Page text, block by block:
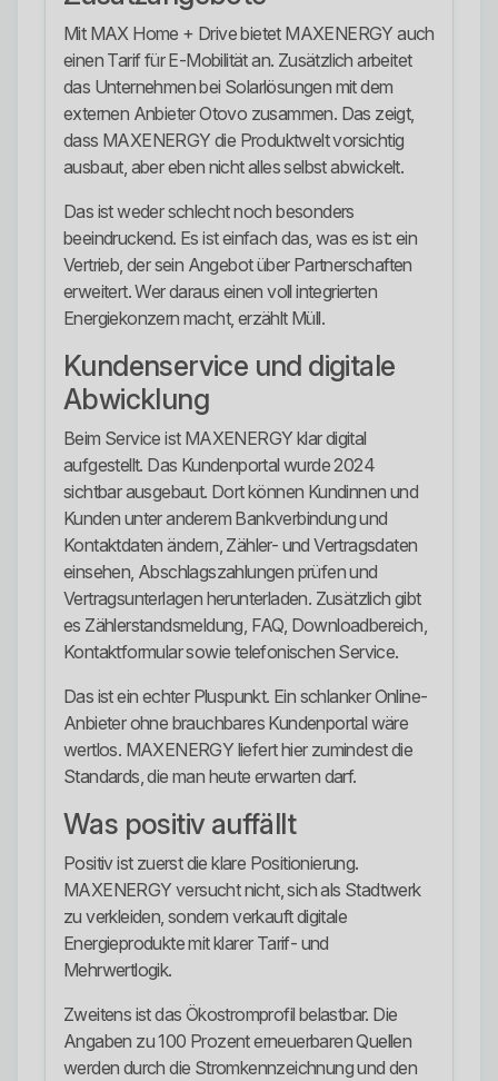
Mit MAX Home + Drive bietet MAXENERGY auch
einen Tarif für E-Mobilität an. Zusätzlich arbeitet
das Unternehmen bei Solarlösungen mit dem
externen Anbieter Otovo zusammen. Das zeigt,
dass MAXENERGY die Produktwelt vorsichtig
ausbaut, aber eben nicht alles selbst abwickelt.
Das ist weder schlecht noch besonders
beeindruckend. Es ist einfach das, was es ist: ein
Vertrieb, der sein Angebot über Partnerschaften
erweitert. Wer daraus einen voll integrierten
Energiekonzern macht, erzählt Müll.
Kundenservice und digitale
Abwicklung
Beim Service ist MAXENERGY klar digital
aufgestellt. Das Kundenportal wurde 2024
sichtbar ausgebaut. Dort können Kundinnen und
Kunden unter anderem Bankverbindung und
Kontaktdaten ändern, Zähler- und Vertragsdaten
einsehen, Abschlagszahlungen prüfen und
Vertragsunterlagen herunterladen. Zusätzlich gibt
es Zählerstandsmeldung, FAQ, Downloadbereich,
Kontaktformular sowie telefonischen Service.
Das ist ein echter Pluspunkt. Ein schlanker Online-
Anbieter ohne brauchbares Kundenportal wäre
wertlos. MAXENERGY liefert hier zumindest die
Standards, die man heute erwarten darf.
Was positiv auffällt
Positiv ist zuerst die klare Positionierung.
MAXENERGY versucht nicht, sich als Stadtwerk
zu verkleiden, sondern verkauft digitale
Energieprodukte mit klarer Tarif- und
Mehrwertlogik.
Zweitens ist das Ökostromprofil belastbar. Die
Angaben zu 100 Prozent erneuerbaren Quellen
werden durch die Stromkennzeichnung und den